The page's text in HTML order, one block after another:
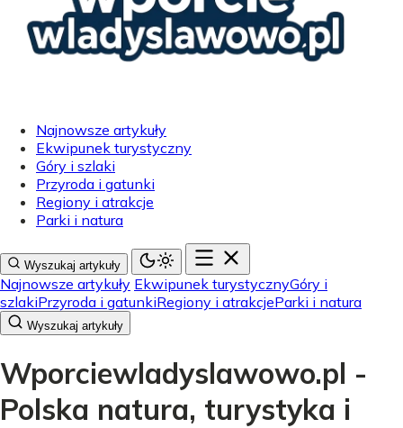
Najnowsze artykuły
Ekwipunek turystyczny
Góry i szlaki
Przyroda i gatunki
Regiony i atrakcje
Parki i natura
Wyszukaj artykuły
Najnowsze artykuły Ekwipunek turystycznyGóry i
szlakiPrzyroda i gatunkiRegiony i atrakcjeParki i natura
Wyszukaj artykuły
Wporciewladyslawowo.pl -
Polska natura, turystyka i